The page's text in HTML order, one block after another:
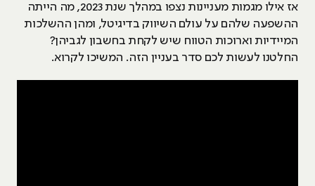
אז אילו מגמות מעניינות נצפו במהלך שנת 2023, מה הייתה
ההשפעה שלהם על עולם השיווק בדיגיטל, ומהן ההשלכות
המיידיות וארוכות הטווח שיש לקחת בחשבון לגביהן?
החלטנו לעשות לכם סדר בעניין הזה. המשיכו לקרוא.